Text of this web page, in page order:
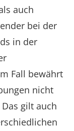
auch
bei der
in der
Fall bewährt
nicht
gilt auch